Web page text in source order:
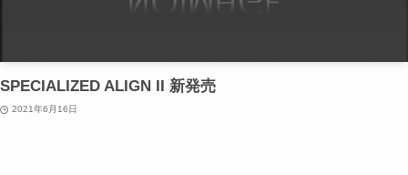
SPECIALIZED ALIGN II 新発売
2021年6月16日